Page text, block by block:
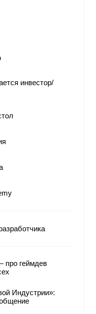
инвестор/
про геймдев
Индустрии»: